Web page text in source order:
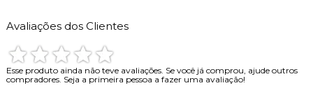
Avaliações dos Clientes
Esse produto ainda não teve avaliações. Se você já comprou, ajude outros
compradores. Seja a primeira pessoa a fazer uma avaliação!